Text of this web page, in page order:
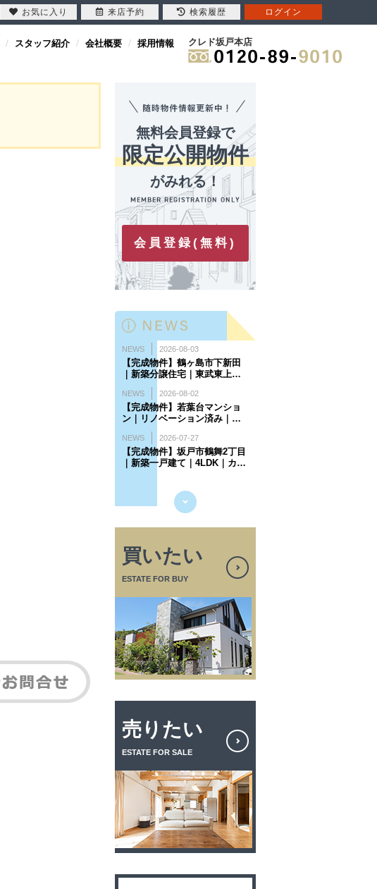
スタッフ紹介 会社概要 採用情報 クレド坂戸本店
無料会員登録で
限定公開物件
がみれる！
会員登録(無料)
買いたい
ESTATE FOR BUY
売りたい
ESTATE FOR SALE
お気に入り 来店予約 検索履歴 ログイン